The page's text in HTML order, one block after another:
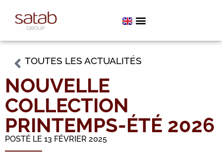
TOUTES LES ACTUALITÉS
NOUVELLE
COLLECTION
PRINTEMPS-ÉTÉ 2026
POSTÉ LE 13 FÉVRIER 2025